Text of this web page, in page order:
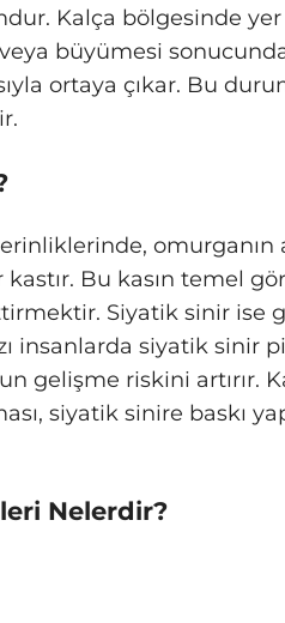
Kalça bölgesinde
büyümesi
ortaya çıkar. Bu
omurganın
Bu kasın temel
Siyatik sinir ise
insanlarda siyatik sinir
gelişme riskini artırır.
siyatik sinire baskı
Nelerdir?